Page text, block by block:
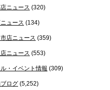
ニュース (320)
ュース (134)
店ニュース (359)
ニュース (553)
・イベント情報 (309)
ログ (5,252)